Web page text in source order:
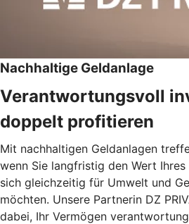
Nachhaltige Geldanlage
Verantwortungsvoll
doppelt profitieren
Mit nachhaltigen Geldanlagen
wenn Sie langfristig den Wert
sich gleichzeitig für Umwelt und
möchten. Unsere Partnerin DZ
dabei, Ihr Vermögen